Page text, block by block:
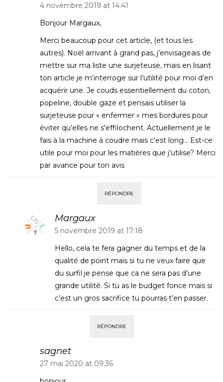
4 novembre 2019 at 14:41
Bonjour Margaux,
Merci beaucoup pour cet article, (et tous les
autres). Noël arrivant à grand pas, j’envisageais de
mettre sur ma liste une surjeteuse, mais en lisant
ton article je m’interroge sur l’utilité pour moi d’en
acquérir une. Je couds essentiellement du coton,
popeline, double gaze et pensais utiliser la
surjeteuse pour « enfermer » mes bordures pour
éviter qu’elles ne s’effilochent. Actuellement je le
fais à la machine à coudre mais c’est long… Est-ce
utile pour moi pour les matières que j’utilise? Merci
par avance pour ton avis
RÉPONDRE
Margaux
5 novembre 2019 at 17:18
Hello, cela te fera gagner du temps et de la
qualité de point mais si tu ne veux faire que
du surfil je pense que ca ne sera pas d’une
grande utilité. Si tu as le budget fonce mais si
c’est un gros sacrifice tu pourras t’en passer.
RÉPONDRE
sagnet
27 mai 2020 at 09:36